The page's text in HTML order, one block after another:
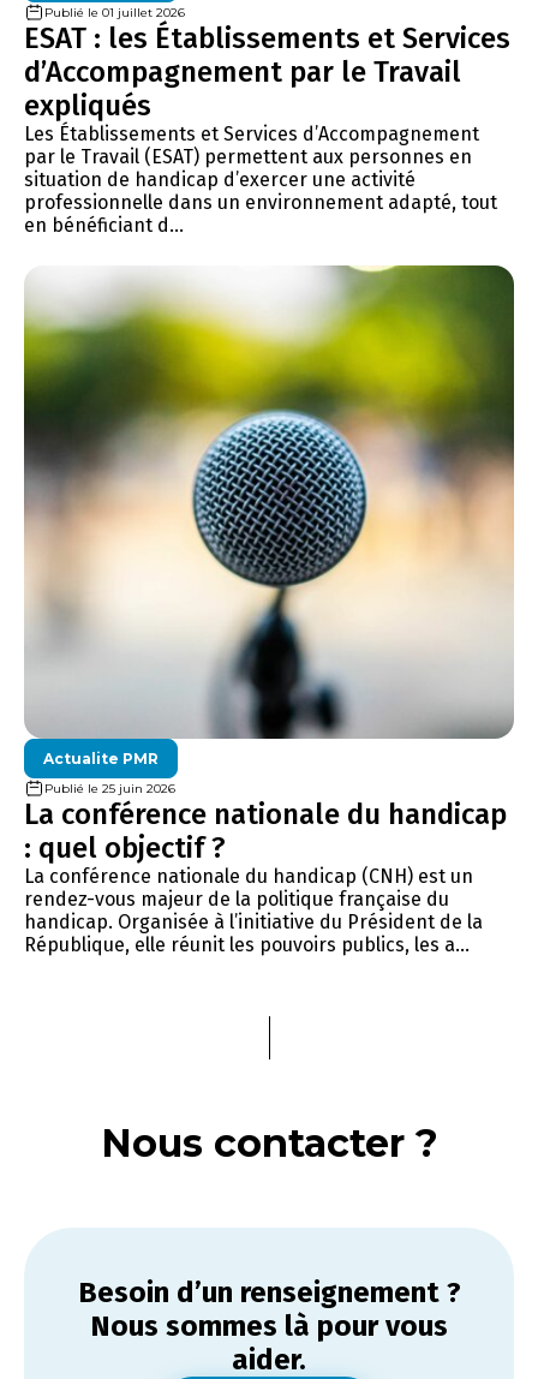
Publié le 01 juillet 2026
ESAT : les Établissements et Services
d’Accompagnement par le Travail
expliqués
Les Établissements et Services d’Accompagnement
par le Travail (ESAT) permettent aux personnes en
situation de handicap d’exercer une activité
professionnelle dans un environnement adapté, tout
en bénéficiant d...
Actualite PMR
Publié le 25 juin 2026
La conférence nationale du handicap
: quel objectif ?
La conférence nationale du handicap (CNH) est un
rendez-vous majeur de la politique française du
handicap. Organisée à l’initiative du Président de la
République, elle réunit les pouvoirs publics, les a...
Nous contacter ?
Besoin d’un renseignement ?
Nous sommes là pour vous
aider.